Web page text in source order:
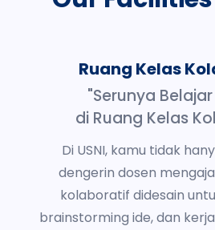
Ruang Kelas
"Serunya
di Ruang Kelas
Di USNI, kamu tidak
dengerin dosen
kolaboratif didesain
brainstorming ide, dan